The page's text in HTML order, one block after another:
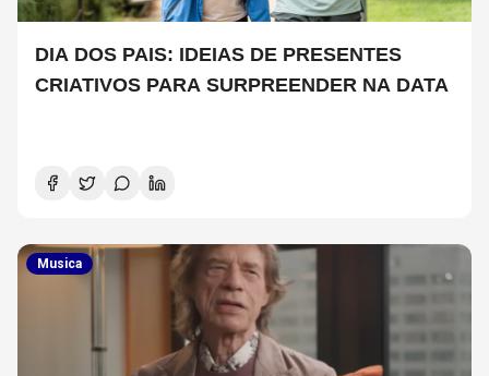
DIA DOS PAIS: IDEIAS DE PRESENTES
CRIATIVOS PARA SURPREENDER NA DATA
Musica